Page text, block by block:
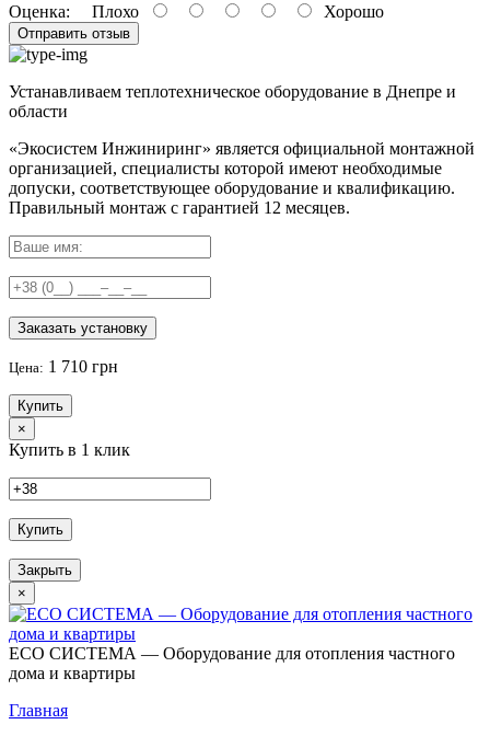
Оценка: Плохо Хорошо
Отправить отзыв
Устанавливаем теплотехническое оборудование в Днепре и
области
«Экосистем Инжиниринг» является официальной монтажной
организацией, специалисты которой имеют необходимые
допуски, соответствующее оборудование и квалификацию.
Правильный монтаж с гарантией 12 месяцев.
Заказать установку
Цена: 1 710 грн
Купить
×
Купить в 1 клик
Купить
Закрыть
×
ECO СИСТЕМА — Оборудование для отопления частного
дома и квартиры
Главная